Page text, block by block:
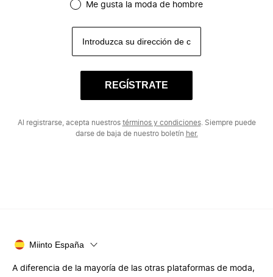
Me gusta la moda de hombre
REGÍSTRATE
Al registrarse, acepta nuestros términos y condiciones. Siempre puede
darse de baja de nuestro boletín her.
Miinto España
A diferencia de la mayoría de las otras plataformas de moda,